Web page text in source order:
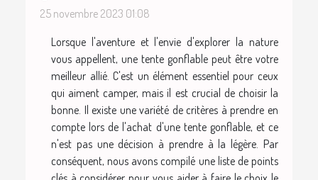
25 novembre 2023 01:08
Lorsque l'aventure et l'envie d'explorer la nature
vous appellent, une tente gonflable peut être votre
meilleur allié. C'est un élément essentiel pour ceux
qui aiment camper, mais il est crucial de choisir la
bonne. Il existe une variété de critères à prendre en
compte lors de l'achat d'une tente gonflable, et ce
n'est pas une décision à prendre à la légère. Par
conséquent, nous avons compilé une liste de points